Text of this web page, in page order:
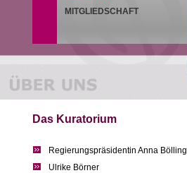
MITGLIEDSCHAFT
Das Kuratorium
Regierungspräsidentin Anna Bölling
Ulrike Börner